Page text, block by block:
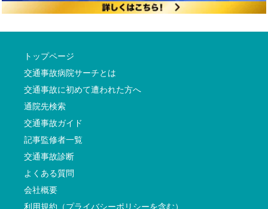
トップページ
交通事故病院サーチとは
交通事故に初めて遭われた方へ
通院先検索
交通事故ガイド
記事監修者一覧
交通事故診断
よくある質問
会社概要
利用規約（プライバシーポリシーを含む）